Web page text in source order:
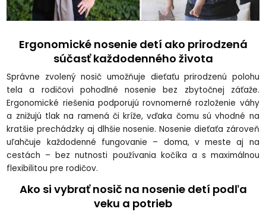
Ergonomické nosenie detí ako prirodzená
súčasť každodenného života
Správne zvolený nosič umožňuje dieťaťu prirodzenú polohu
tela a rodičovi pohodlné nosenie bez zbytočnej záťaže.
Ergonomické riešenia podporujú rovnomerné rozloženie váhy
a znižujú tlak na ramená či kríže, vďaka čomu sú vhodné na
kratšie prechádzky aj dlhšie nosenie. Nosenie dieťaťa zároveň
uľahčuje každodenné fungovanie – doma, v meste aj na
cestách – bez nutnosti používania kočíka a s maximálnou
flexibilitou pre rodičov.
Ako si vybrať nosič na nosenie detí podľa
veku a potrieb